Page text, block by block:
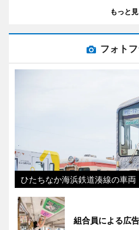
もっと
フォト
ひたちなか海浜鉄道湊線の車両
組合員による広